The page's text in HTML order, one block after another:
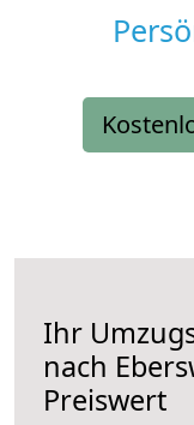
Ihr
nach
Preiswert